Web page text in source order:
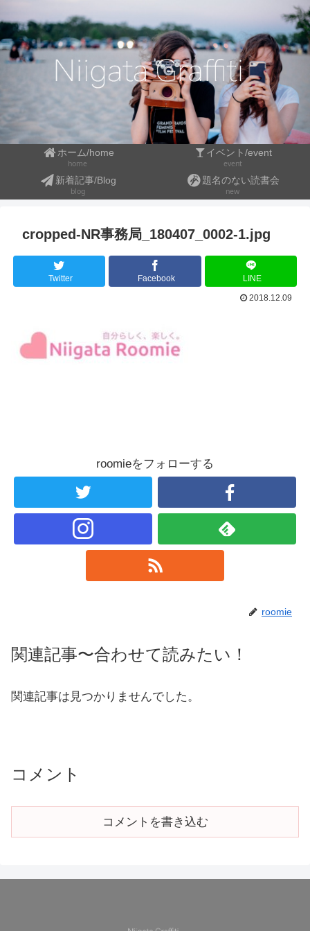
ホーム/home
home
イベント/event
event
新着記事/Blog
blog
題名のない読書会
new
cropped-NR事務局_180407_0002-1.jpg
Twitter Facebook
LINE
2018.12.09
roomieをフォローする
roomie
関連記事〜合わせて読みたい！
関連記事は見つかりませんでした。
コメント
コメントを書き込む